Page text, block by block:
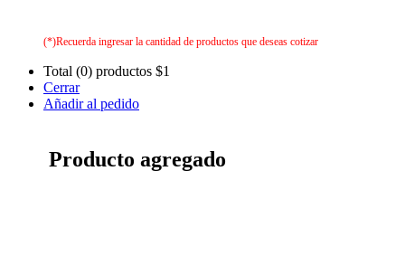
(*)Recuerda ingresar la cantidad de productos que deseas cotizar
Total (0) productos $1
Cerrar
Añadir al pedido
Producto agregado